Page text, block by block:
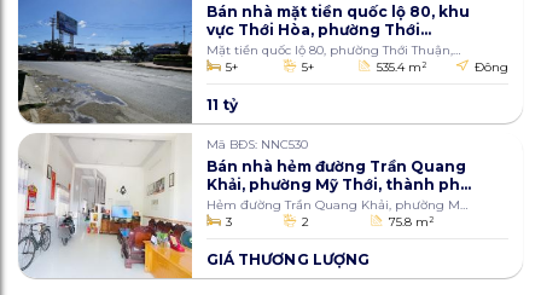
Bán nhà mặt tiền quốc lộ 80, khu
vực Thới Hòa, phường Thới
Thuận, quận Thốt Nốt, thành
phố Cần Thơ 535.4m2
Mặt tiền quốc lộ 80, phường Thới Thuận,
quận Thốt Nốt, Cần Thơ
5+ 5+ 535.4 m2 Đông
11 tỷ
Mã BĐS: NNC530
Bán nhà hẻm đường Trần Quang
Khải, phường Mỹ Thới, thành phố
Long Xuyên, An Giang 75.8m2
Hẻm đường Trần Quang Khải, phường Mỹ
Thới, thành phố Long Xuyên
3 2 75.8 m2
GIÁ THƯƠNG LƯỢNG